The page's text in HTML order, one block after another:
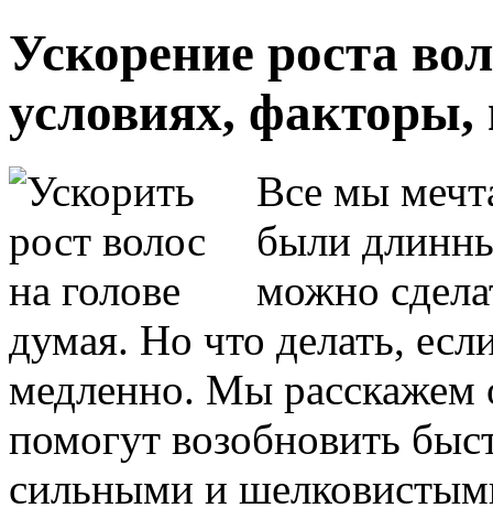
Ускорение роста
условиях,
Все мы
были
можно
думая. Но что делать,
медленно. Мы расскажем
помогут возобновить
сильными и